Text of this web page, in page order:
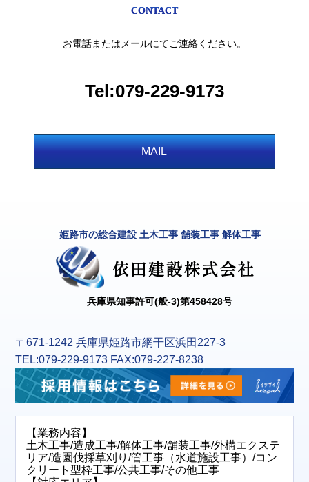
CONTACT
お電話またはメールにてご連絡ください。
Tel:079-229-9173
MAIL
姫路市の総合建設 土木工事 舗装工事 解体工事
兵庫県知事許可(般-3)第458428号
〒671-1242 兵庫県姫路市網干区浜田227-3
TEL:079-229-9173 FAX:079-227-8238
【業務内容】
土木工事/造成工事/解体工事/舗装工事/外構エクステ
リア/造園伐採草刈り/管工事（水道施設工事）/コン
クリート型枠工事/公共工事/その他工事